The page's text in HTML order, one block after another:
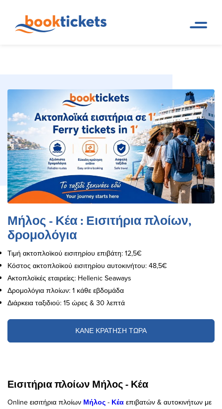
εισιτήρια πλοίων
Μήλος - Κέα : Εισιτήρια πλοίων,
δρομολόγια
Τιμή ακτοπλοϊκού εισιτηρίου επιβάτη: 12,5€
Κόστος ακτοπλοϊκού εισιτηρίου αυτοκινήτου: 48,5€
Ακτοπλοϊκές εταιρείες: Hellenic Seaways
Δρομολόγια πλοίων: 1 κάθε εβδομάδα
Διάρκεια ταξιδιού: 15 ώρες & 30 λεπτά
ΚΑΝΕ ΚΡΑΤΗΣΗ ΤΩΡΑ
Εισιτήρια πλοίων Μήλος - Κέα
Online εισιτήρια πλοίων Μήλος - Κέα επιβατών & αυτοκινήτων με